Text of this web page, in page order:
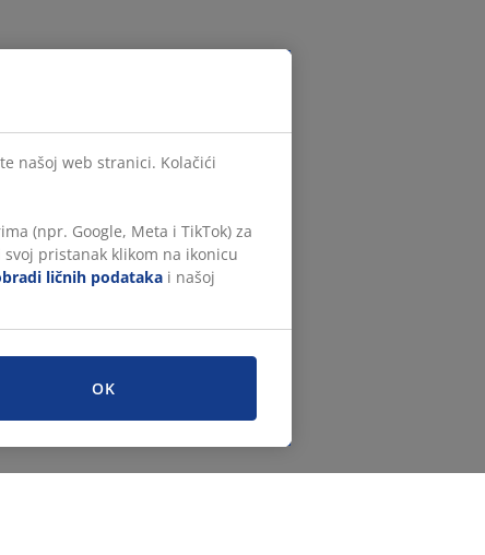
našoj web stranici. Kolačići
(npr. Google, Meta i TikTok) za
pristanak klikom na ikonicu
ličnih podataka i našoj
OK